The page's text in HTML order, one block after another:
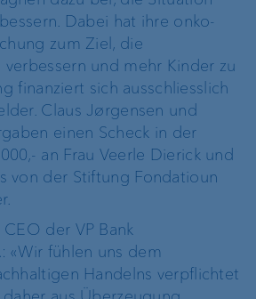
Dabei hat ihre onko-
zum Ziel, die
verbessern und mehr Kinder zu
finanziert sich ausschliesslich
Claus Jørgensen und
einen Scheck in der
an Frau Veerle Dierick und
von der Stiftung Fondatioun
der VP Bank
«Wir fühlen uns dem
Handelns verpflichtet